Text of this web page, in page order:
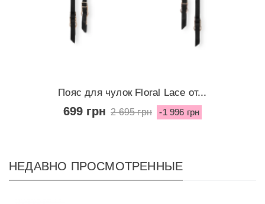
Пояс для чулок Floral Lace от...
699 грн 2 695 грн -1 996 грн
НЕДАВНО ПРОСМОТРЕННЫЕ